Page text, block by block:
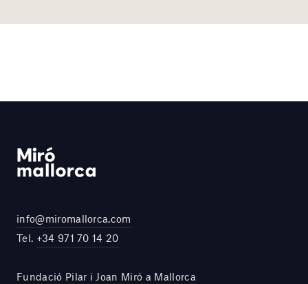
info@miromallorca.com
Tel. +34 971 70 14 20
Fundació Pilar i Joan Miró a Mallorca